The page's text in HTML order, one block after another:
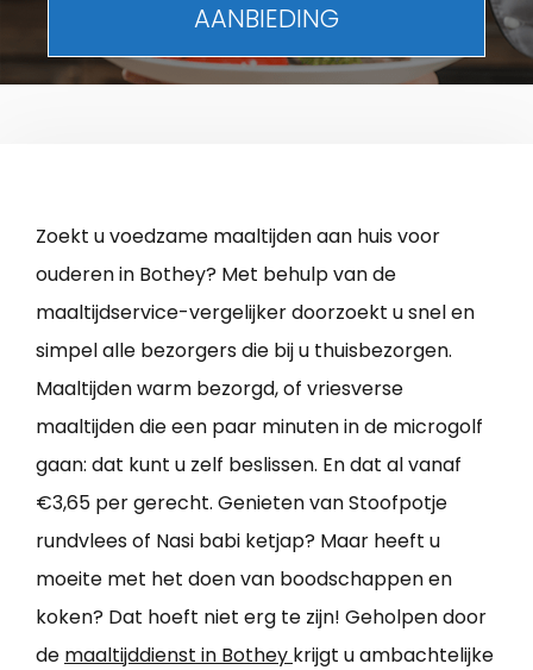
AANBIEDING
Zoekt u voedzame maaltijden aan huis voor
ouderen in Bothey? Met behulp van de
maaltijdservice-vergelijker doorzoekt u snel en
simpel alle bezorgers die bij u thuisbezorgen.
Maaltijden warm bezorgd, of vriesverse
maaltijden die een paar minuten in de microgolf
gaan: dat kunt u zelf beslissen. En dat al vanaf
€3,65 per gerecht. Genieten van Stoofpotje
rundvlees of Nasi babi ketjap? Maar heeft u
moeite met het doen van boodschappen en
koken? Dat hoeft niet erg te zijn! Geholpen door
de maaltijddienst in Bothey krijgt u ambachtelijke